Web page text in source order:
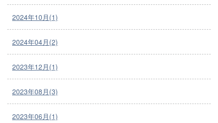
2024年10月(1)
2024年04月(2)
2023年12月(1)
2023年08月(3)
2023年06月(1)